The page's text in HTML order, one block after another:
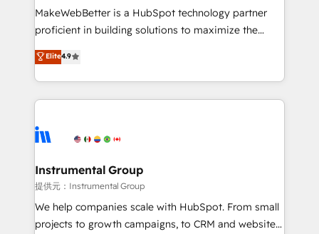
customer lifecycle through seamless integrations,
ensure long-term adoption with change-
and service to drive sustainable growth With 6 key
HubSpot accreditations and experience across
teams has worked with clients just like you Let’s
explore whether S2 is the partner you’ve been
MakeWebBetter is a HubSpot technology partner
proficient in building solutions to maximize the
operational efficiency of HubSpot. The fastest-
growing tech-enabler & facilitator, MakeWebBetter,
hands you the blend of HubSpot expertise &
eminent solutions & integrations. Trust us to
Elite Partners with 10+ years of HubSpot experience
Premier Partner 2023 🌟5 HubSpot Accreditations 🌟
Won HubSpot Theme Challenge 2021 🌟INBOUND’19
HubSpot Rising Star Why us? Harnessing the full
potential of the powerful HubSpot CRM. ✔️A team of
Elite4.9
Instrumental Group
提供元：Instrumental Group
We help companies scale with HubSpot. From small
projects to growth campaigns, to CRM and websites.